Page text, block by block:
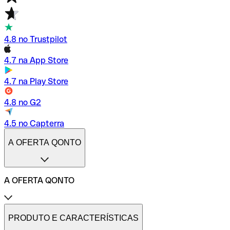
4.8 no Trustpilot
4.7 na App Store
4.7 na Play Store
4.8 no G2
4.5 no Capterra
A OFERTA QONTO
A OFERTA QONTO
Tarifas
Conta profissional online
PRODUTO E CARACTERÍSTICAS